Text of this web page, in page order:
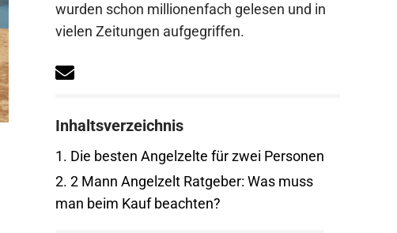
wurden schon millionenfach gelesen und in
vielen Zeitungen aufgegriffen.
Inhaltsverzeichnis
1. Die besten Angelzelte für zwei Personen
2. 2 Mann Angelzelt Ratgeber: Was muss
man beim Kauf beachten?